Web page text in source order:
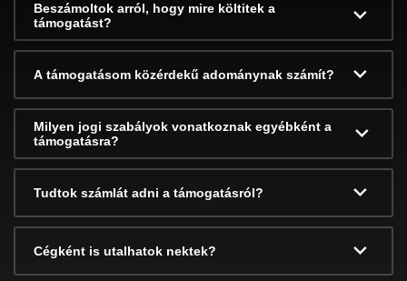
Beszámoltok arról, hogy mire költitek a
támogatást?
A támogatásom közérdekű adománynak számít?
Milyen jogi szabályok vonatkoznak egyébként a
támogatásra?
Tudtok számlát adni a támogatásról?
Cégként is utalhatok nektek?